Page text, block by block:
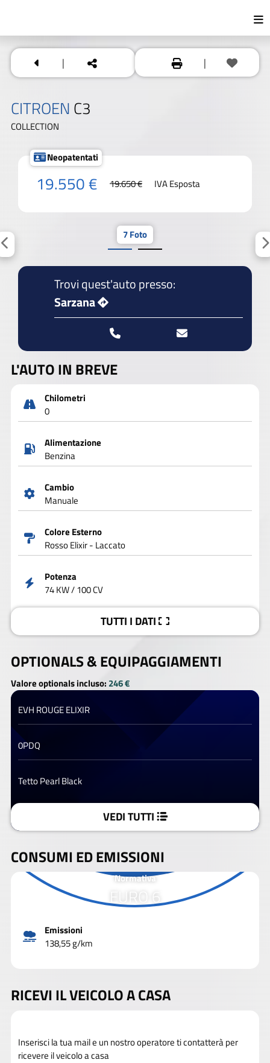
| |
CITROEN C3
COLLECTION
Neopatentati
19.550 € 19.650 € IVA Esposta
7 Foto
Trovi quest'auto presso:
Sarzana
L'AUTO IN BREVE
Chilometri
0
Alimentazione
Benzina
Cambio
Manuale
Colore Esterno
Rosso Elixir - Laccato
Potenza
74 KW / 100 CV
TUTTI I DATI
OPTIONALS &EQUIPAGGIAMENTI
Valore optionals incluso: 246 €
EVH ROUGE ELIXIR
0PDQ
Tetto Pearl Black
VEDI TUTTI
CONSUMI ED EMISSIONI
Normativa
EURO 6
Emissioni
138,55 g/km
RICEVI IL VEICOLO A CASA
Inserisci la tua mail e un nostro operatore ti contatterà per
ricevere il veicolo a casa